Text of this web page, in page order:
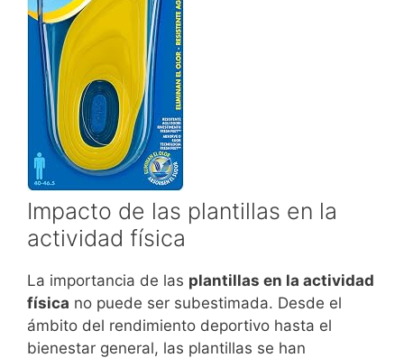
Impacto de las plantillas en la
actividad física
La importancia de las plantillas en la actividad
física no puede ser subestimada. Desde el
ámbito del rendimiento deportivo hasta el
bienestar general, las plantillas se han